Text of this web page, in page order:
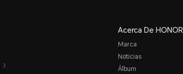
Acerca De HONOR
Marca
Noticias
Álbum